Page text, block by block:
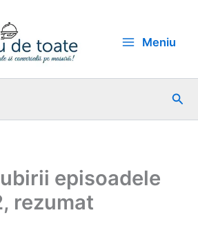
Meniu
episoadele
rezumat